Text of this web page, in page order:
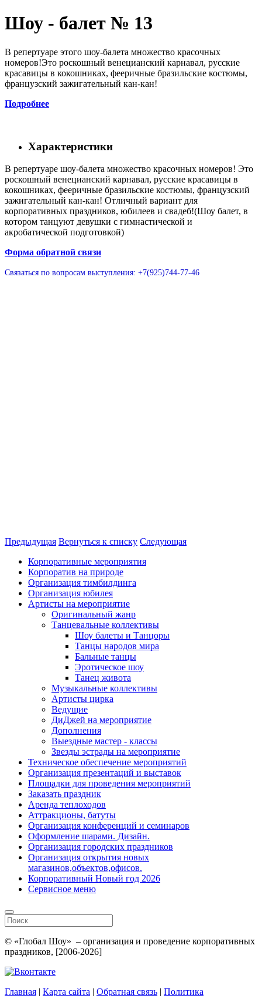
Шоу - балет № 13
В репертуаре этого шоу-балета множество красочных
номеров!Это роскошный венецианский карнавал, русские
красавицы в кокошниках, фееричные бразильские костюмы,
французский зажигательный кан-кан!
Подробнее
Характеристики
В репертуаре шоу-балета множество красочных номеров! Это
роскошный венецианский карнавал, русские красавицы в
кокошниках, фееричные бразильские костюмы, французский
зажигательный кан-кан! Отличный вариант для
корпоративных праздников, юбилеев и свадеб!(Шоу балет, в
котором танцуют девушки с гимнастической и
акробатической подготовкой)
Форма обратной связи
Связаться по вопросам выступления: +7(925)744-77-46
Предыдущая Вернуться к списку Следующая
Корпоративные мероприятия
Корпоратив на природе
Организация тимбилдинга
Организация юбилея
Артисты на мероприятие
Оригинальный жанр
Танцевальные коллективы
Шоу балеты и Танцоры
Танцы народов мира
Бальные танцы
Эротическое шоу
Танец живота
Музыкальные коллективы
Артисты цирка
Ведущие
ДиДжей на мероприятие
Дополнения
Выездные мастер - классы
Звезды эстрады на мероприятие
Техническое обеспечение мероприятий
Организация презентаций и выставок
Площадки для проведения мероприятий
Заказать праздник
Аренда теплоходов
Аттракционы, батуты
Организация конференций и семинаров
Оформление шарами. Дизайн.
Организация городских праздников
Организация открытия новых
магазинов,объектов,офисов.
Корпоративный Новый год 2026
Сервисное меню
© «Глобал Шоу» – организация и проведение корпоративных
праздников, [2006-2026]
Главная | Карта сайта | Обратная связь | Политика